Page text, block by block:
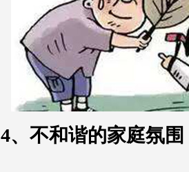
4、不和谐的家庭氛围